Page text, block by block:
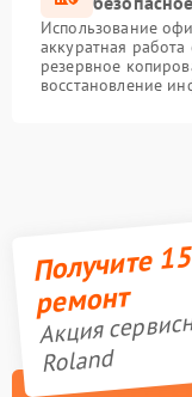
Использование
аккуратная
резервное
восстановление
Получите
ремонт
Акция
Roland